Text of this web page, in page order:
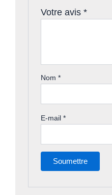
Votre avis*
Nom*
E-mail*